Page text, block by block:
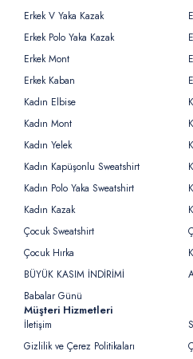
Erkek V Yaka Kazak
Erkek Polo Yaka Kazak
Erkek Mont
Erkek Kaban
Kadın Elbise
Kadın Mont
Kadın Yelek
Kadın Kapüşonlu Sweatshirt
Kadın Polo Yaka Sweatshirt
Kadın Kazak
Çocuk Sweatshirt
Çocuk Hırka
BÜYÜK KASIM İNDİRİMİ
Babalar Günü
Müşteri Hizmetleri
İletişim
Gizlilik ve Çerez Politikaları